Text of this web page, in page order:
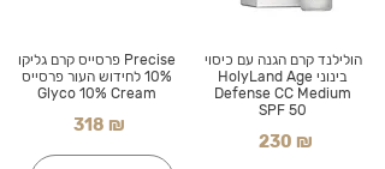
Precise פרסייס קרם גליקו
10% לחידוש העור פרסייס
Glyco 10% Cream
318 ₪
הולילנד קרם הגנה עם כיסוי
בינוני HolyLand Age
Defense CC Medium
SPF 50
230 ₪